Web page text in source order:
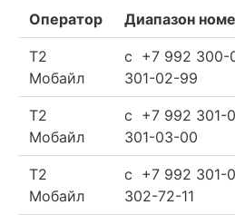
Оператор Диапазон
Т2
Мобайл
c +7 992
301-02-99
Т2
Мобайл
c +7 992
301-03-00
Т2
Мобайл
c +7 992
302-72-11